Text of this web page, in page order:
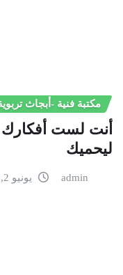
مكتبة فنية -أبجاث
أنت لست
ليحميك
admin يونيو 2, 2026